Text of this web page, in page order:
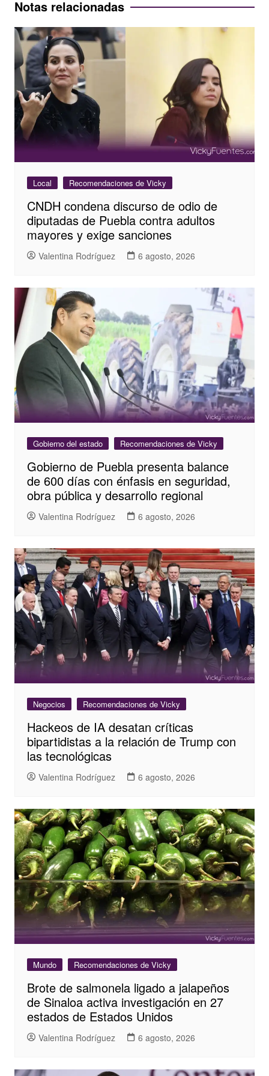
Notas relacionadas
Local Recomendaciones de Vicky
CNDH condena discurso de odio de
diputadas de Puebla contra adultos
mayores y exige sanciones
Valentina Rodríguez 6 agosto, 2026
Gobierno del estado Recomendaciones de Vicky
Gobierno de Puebla presenta balance
de 600 días con énfasis en seguridad,
obra pública y desarrollo regional
Valentina Rodríguez 6 agosto, 2026
Negocios Recomendaciones de Vicky
Hackeos de IA desatan críticas
bipartidistas a la relación de Trump con
las tecnológicas
Valentina Rodríguez 6 agosto, 2026
Mundo Recomendaciones de Vicky
Brote de salmonela ligado a jalapeños
de Sinaloa activa investigación en 27
estados de Estados Unidos
Valentina Rodríguez 6 agosto, 2026